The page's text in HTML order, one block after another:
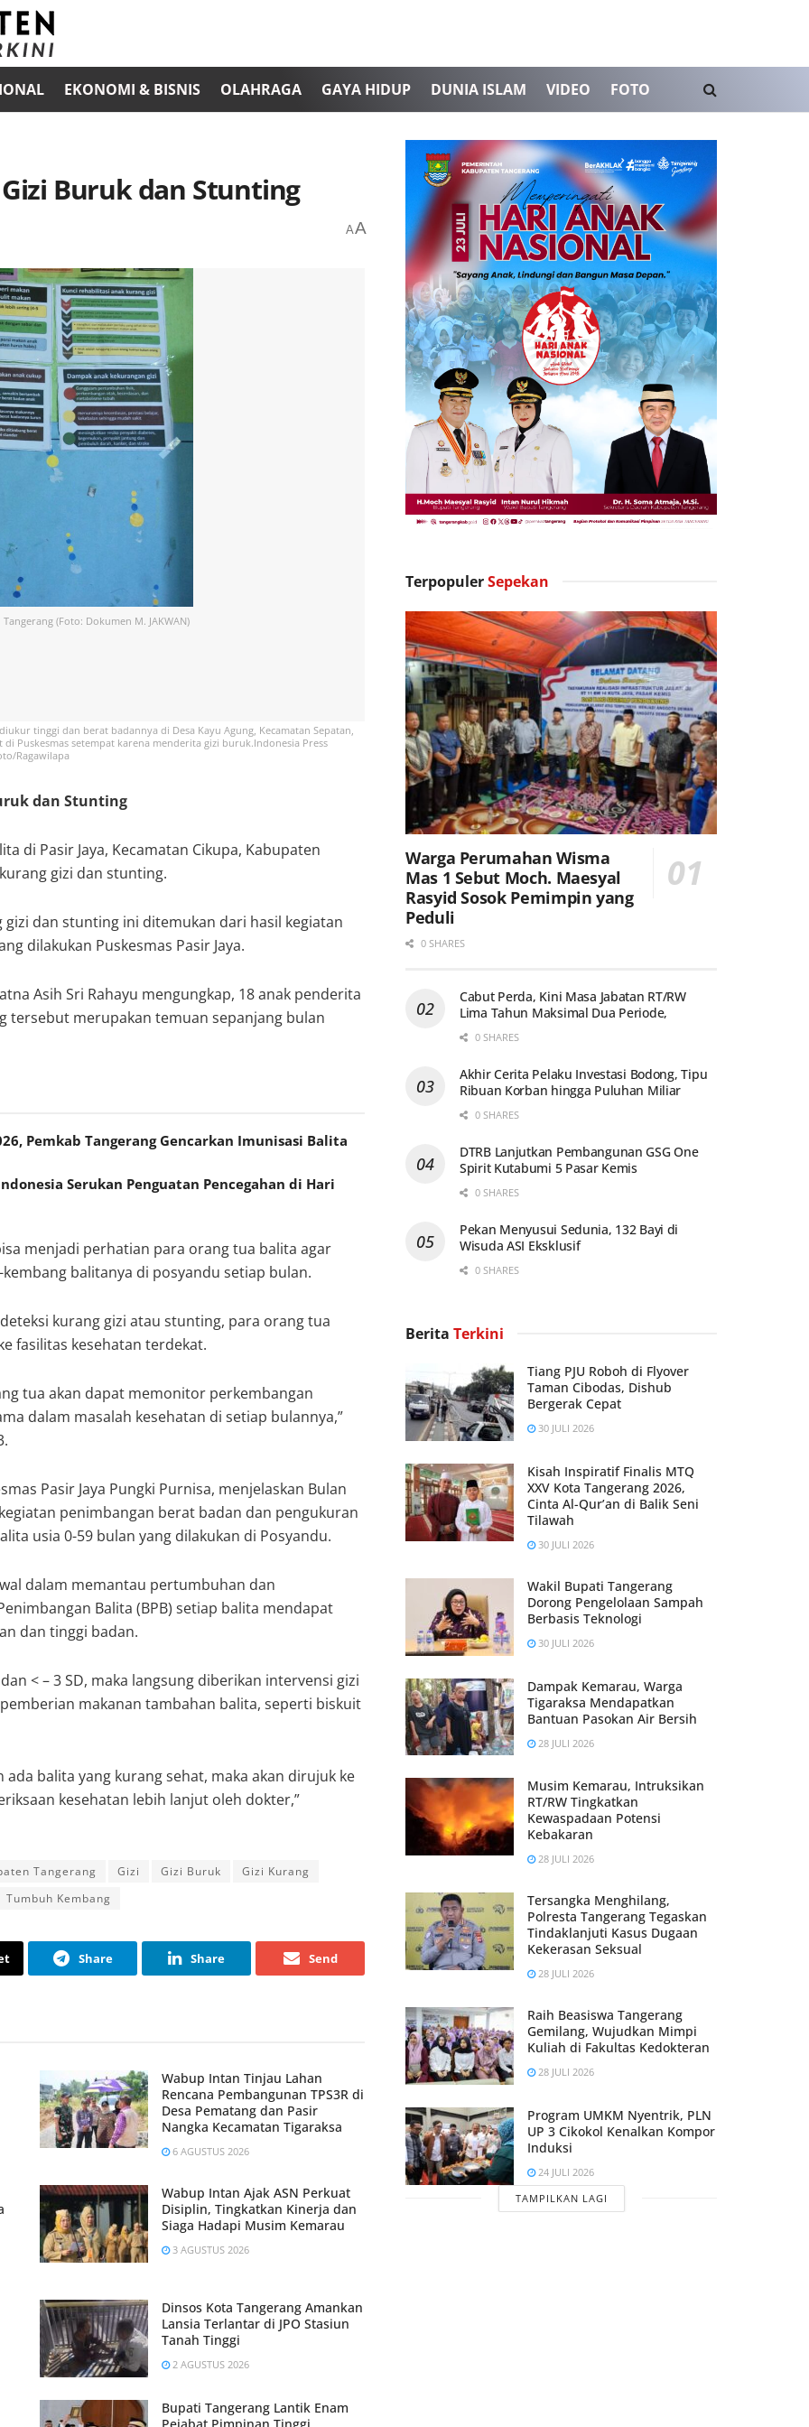
EKONOMI & BISNIS OLAHRAGA GAYA HIDUP DUNIA ISLAM VIDEO FOTO
Buruk dan Stunting
AA
(Foto: Dokumen M. JAKWAN)
tinggi dan berat badannya di Desa Kayu Agung, Kecamatan Sepatan,
Puskesmas setempat karena menderita gizi buruk.Indonesia Press
Ragawilapa
dan Stunting
di Pasir Jaya, Kecamatan Cikupa, Kabupaten
gizi dan stunting.
dan stunting ini ditemukan dari hasil kegiatan
dilakukan Puskesmas Pasir Jaya.
Asih Sri Rahayu mengungkap, 18 anak penderita
tersebut merupakan temuan sepanjang bulan
Pemkab Tangerang Gencarkan Imunisasi Balita
Serukan Penguatan Pencegahan di Hari
menjadi perhatian para orang tua balita agar
balitanya di posyandu setiap bulan.
kurang gizi atau stunting, para orang tua
fasilitas kesehatan terdekat.
tua akan dapat memonitor perkembangan
dalam masalah kesehatan di setiap bulannya,”
Pasir Jaya Pungki Purnisa, menjelaskan Bulan
penimbangan berat badan dan pengukuran
usia 0-59 bulan yang dilakukan di Posyandu.
dalam memantau pertumbuhan dan
Balita (BPB) setiap balita mendapat
dan tinggi badan.
< – 3 SD, maka langsung diberikan intervensi gizi
makanan tambahan balita, seperti biskuit
balita yang kurang sehat, maka akan dirujuk ke
kesehatan lebih lanjut oleh dokter,”
Tangerang Gizi Gizi Buruk
Gizi Kurang
Tumbuh Kembang
Share Share Send
Wabup Intan Tinjau Lahan
Rencana Pembangunan TPS3R di
Desa Pematang dan Pasir
Nangka Kecamatan Tigaraksa
6 AGUSTUS 2026
Wabup Intan Ajak ASN Perkuat
Disiplin, Tingkatkan Kinerja dan
Siaga Hadapi Musim Kemarau
3 AGUSTUS 2026
Dinsos Kota Tangerang Amankan
Lansia Terlantar di JPO Stasiun
Tanah Tinggi
2 AGUSTUS 2026
Bupati Tangerang Lantik Enam
TerpopulerSepekan
Warga Perumahan Wisma
Mas 1 Sebut Moch. Maesyal
Rasyid Sosok Pemimpin yang
Peduli
0 SHARES
Cabut Perda, Kini Masa Jabatan RT/RW
Lima Tahun Maksimal Dua Periode,
0 SHARES
Akhir Cerita Pelaku Investasi Bodong, Tipu
Ribuan Korban hingga Puluhan Miliar
0 SHARES
DTRB Lanjutkan Pembangunan GSG One
Spirit Kutabumi 5 Pasar Kemis
0 SHARES
Pekan Menyusui Sedunia, 132 Bayi di
Wisuda ASI Eksklusif
0 SHARES
Berita Terkini
Tiang PJU Roboh di Flyover
Taman Cibodas, Dishub
Bergerak Cepat
30 JULI 2026
Kisah Inspiratif Finalis MTQ
XXV Kota Tangerang 2026,
Cinta Al-Qur’an di Balik Seni
Tilawah
30 JULI 2026
Wakil Bupati Tangerang
Dorong Pengelolaan Sampah
Berbasis Teknologi
30 JULI 2026
Dampak Kemarau, Warga
Tigaraksa Mendapatkan
Bantuan Pasokan Air Bersih
28 JULI 2026
Musim Kemarau, Intruksikan
RT/RW Tingkatkan
Kewaspadaan Potensi
Kebakaran
28 JULI 2026
Tersangka Menghilang,
Polresta Tangerang Tegaskan
Tindaklanjuti Kasus Dugaan
Kekerasan Seksual
28 JULI 2026
Raih Beasiswa Tangerang
Gemilang, Wujudkan Mimpi
Kuliah di Fakultas Kedokteran
28 JULI 2026
Program UMKM Nyentrik, PLN
UP 3 Cikokol Kenalkan Kompor
Induksi
24 JULI 2026
TAMPILKAN LAGI